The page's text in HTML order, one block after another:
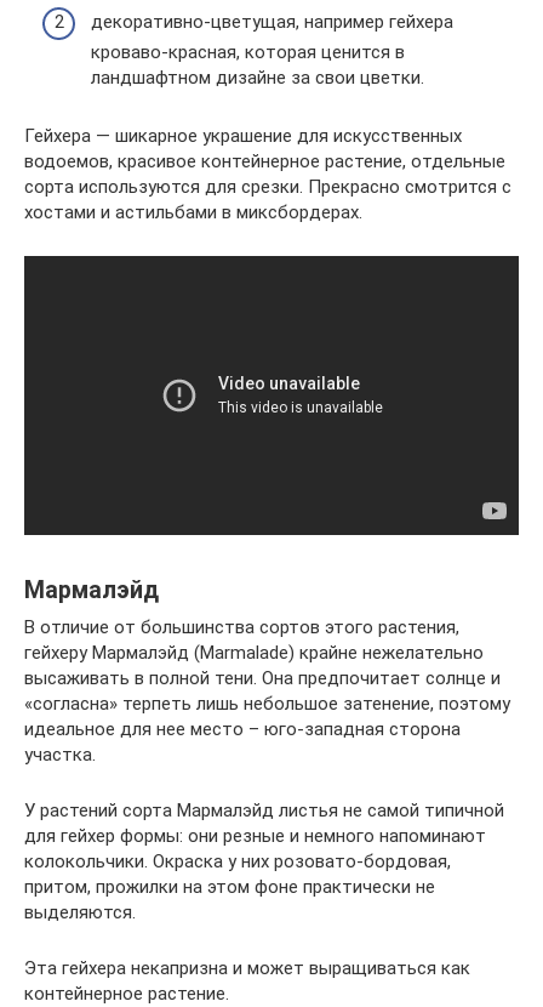
декоративно-цветущая, например гейхера
кроваво-красная, которая ценится в
ландшафтном дизайне за свои цветки.
Гейхера — шикарное украшение для искусственных
водоемов, красивое контейнерное растение, отдельные
сорта используются для срезки. Прекрасно смотрится с
хостами и астильбами в миксбордерах.
Мармалэйд
В отличие от большинства сортов этого растения,
гейхеру Мармалэйд (Marmalade) крайне нежелательно
высаживать в полной тени. Она предпочитает солнце и
«согласна» терпеть лишь небольшое затенение, поэтому
идеальное для нее место – юго-западная сторона
участка.
У растений сорта Мармалэйд листья не самой типичной
для гейхер формы: они резные и немного напоминают
колокольчики. Окраска у них розовато-бордовая,
притом, прожилки на этом фоне практически не
выделяются.
Эта гейхера некапризна и может выращиваться как
контейнерное растение.